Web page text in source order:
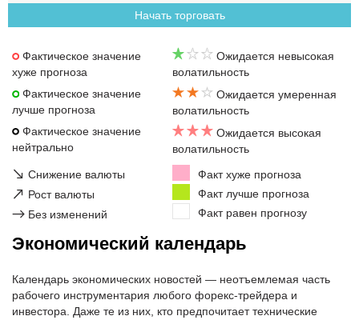
Начать торговать
Фактическое значение
хуже прогноза
Фактическое значение
лучше прогноза
Фактическое значение
нейтрально
Ожидается невысокая
волатильность
Ожидается умеренная
волатильность
Ожидается высокая
волатильность
↘ Снижение валюты
↗ Рост валюты
→ Без изменений
Факт хуже прогноза
Факт лучше прогноза
Факт равен прогнозу
Экономический календарь
Календарь экономических новостей — неотъемлемая часть
рабочего инструментария любого форекс-трейдера и
инвестора. Даже те из них, кто предпочитает технические